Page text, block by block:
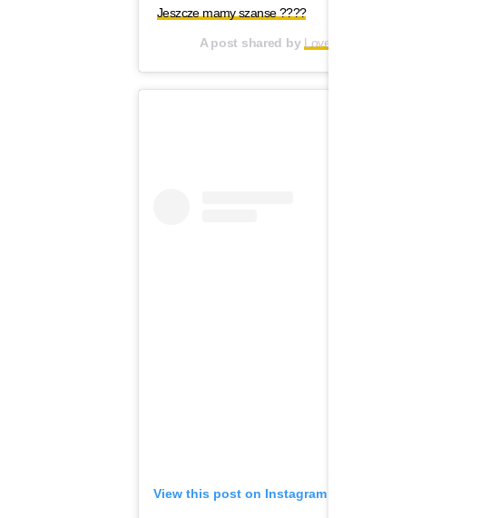
Jeszcze mamy szanse ????
A post shared by LovelyTornadoOfChaos&Rainbows
View this post on Instagram